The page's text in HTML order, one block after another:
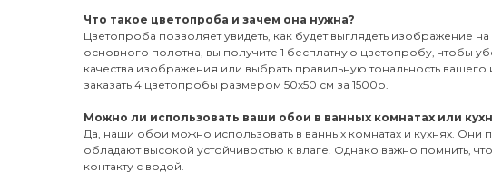
Что такое цветопроба и зачем она нужна?
Цветопроба позволяет увидеть, как будет выглядеть изображение
основного полотна, вы получите 1 бесплатную цветопробу, чтобы
качества изображения или выбрать правильную тональность
заказать 4 цветопробы размером 50х50 см за 1500р.
Можно ли использовать ваши обои в ванных комнатах или
Да, наши обои можно использовать в ванных комнатах и кухнях. Они
обладают высокой устойчивостью к влаге. Однако важно помнить,
контакту с водой.